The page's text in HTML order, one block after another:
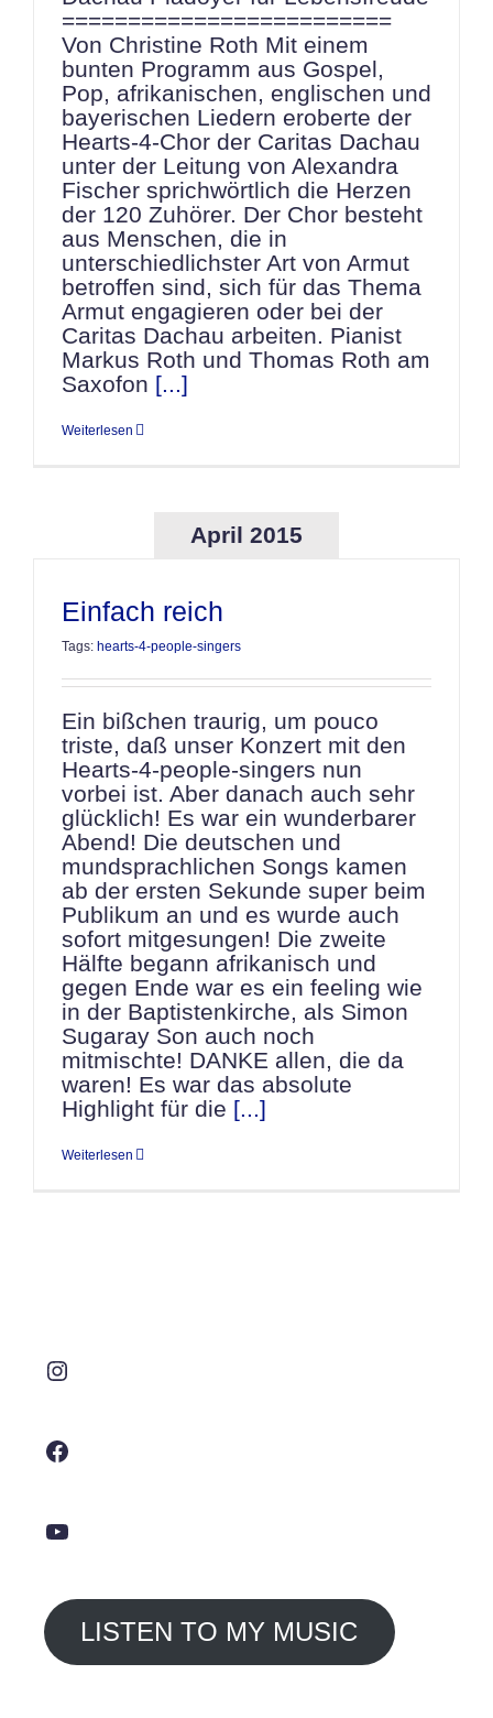
=========================
Von Christine Roth Mit einem
bunten Programm aus Gospel,
Pop, afrikanischen, englischen und
bayerischen Liedern eroberte der
Hearts-4-Chor der Caritas Dachau
unter der Leitung von Alexandra
Fischer sprichwörtlich die Herzen
der 120 Zuhörer. Der Chor besteht
aus Menschen, die in
unterschiedlichster Art von Armut
betroffen sind, sich für das Thema
Armut engagieren oder bei der
Caritas Dachau arbeiten. Pianist
Markus Roth und Thomas Roth am
Saxofon [...]
Weiterlesen
April 2015
Einfach reich
Tags: hearts-4-people-singers
Ein bißchen traurig, um pouco
triste, daß unser Konzert mit den
Hearts-4-people-singers nun
vorbei ist. Aber danach auch sehr
glücklich! Es war ein wunderbarer
Abend! Die deutschen und
mundsprachlichen Songs kamen
ab der ersten Sekunde super beim
Publikum an und es wurde auch
sofort mitgesungen! Die zweite
Hälfte begann afrikanisch und
gegen Ende war es ein feeling wie
in der Baptistenkirche, als Simon
Sugaray Son auch noch
mitmischte! DANKE allen, die da
waren! Es war das absolute
Highlight für die [...]
Weiterlesen
LISTEN TO MY MUSIC